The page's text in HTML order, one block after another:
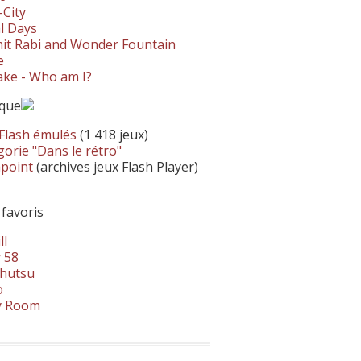
Days
Rabi and Wonder Fountain
- Who am I?
émulés (1 418 jeux)
"Dans le rétro"
(archives jeux Flash Player)
58
Room